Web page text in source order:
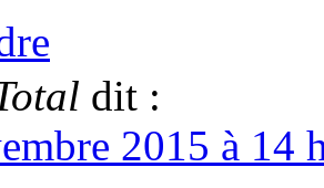
dit :
2015 à 14